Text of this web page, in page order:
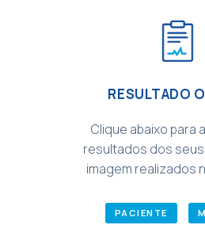
RESULTADO
Clique abaixo para
resultados dos
imagem realizados
PACIENTE